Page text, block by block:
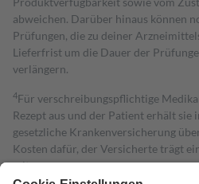
abweichen. Darüber hinaus können
Prüfungen, die zu deiner
Lieferfrist um die Dauer der
verlängern.
4Für verschreibungspflichtige
Rezept aus und der Patient erhält sie
gesetzliche Krankenversicherung
Kosten dafür, der Versicherte trägt
mit.